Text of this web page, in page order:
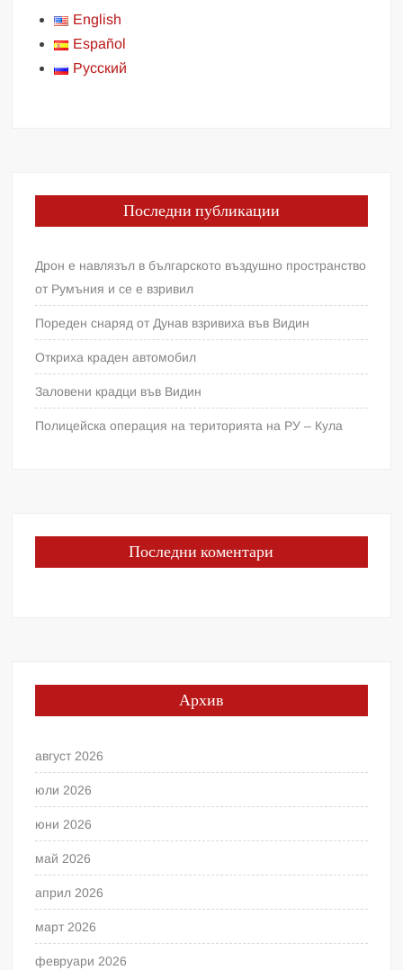
English
Español
Русский
Последни публикации
Дрон е навлязъл в българското въздушно пространство
от Румъния и се е взривил
Пореден снаряд от Дунав взривиха във Видин
Откриха краден автомобил
Заловени крадци във Видин
Полицейска операция на територията на РУ – Кула
Последни коментари
Архив
август 2026
юли 2026
юни 2026
май 2026
април 2026
март 2026
февруари 2026